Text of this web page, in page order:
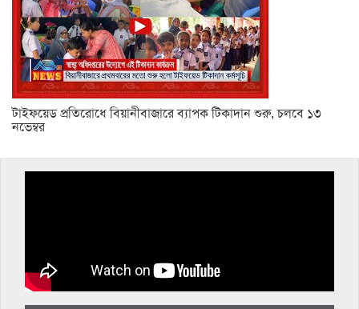
টাইফয়েড প্রতিরোধে বিয়ানীবাজারে ব্যাপক টিকাদান শুরু, চলবে ১৩
নভেম্বর